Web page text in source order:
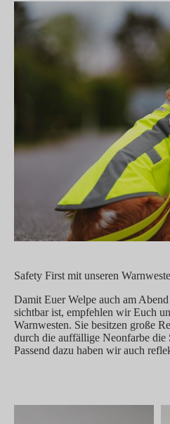
Safety First mit unseren
Damit Euer Welpe auch am
sichtbar ist, empfehlen wir Euch
Warnwesten. Sie besitzen große
durch die auffällige Neonfarbe die
Passend dazu haben wir auch